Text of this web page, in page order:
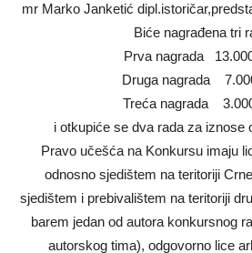
mr Marko Janketić
Biće nagrađena tri
Prva nagrada
Druga nagrada
Treća nagrada
i otkupiće se dva rada za
Pravo učešća na Konkursu imaju
odnosno sjedištem na teritoriji
sjedištem i prebivalištem na teritoriji
barem jedan od autora konkursnog
autorskog tima), odgovorno lice